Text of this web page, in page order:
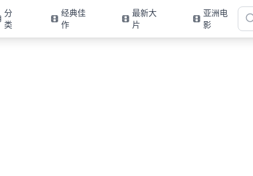
分
类
经典佳
作
最新大
片
亚洲电
影